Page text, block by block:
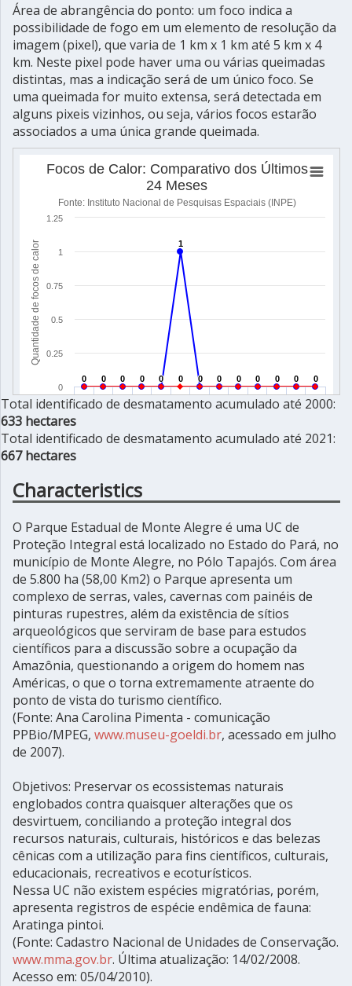
Área de abrangência do ponto: um foco indica a
possibilidade de fogo em um elemento de resolução da
imagem (pixel), que varia de 1 km x 1 km até 5 km x 4
km. Neste pixel pode haver uma ou várias queimadas
distintas, mas a indicação será de um único foco. Se
uma queimada for muito extensa, será detectada em
alguns pixeis vizinhos, ou seja, vários focos estarão
associados a uma única grande queimada.
Total identificado de desmatamento acumulado até 2000:
633 hectares
Total identificado de desmatamento acumulado até 2021:
667 hectares
Characteristics
O Parque Estadual de Monte Alegre é uma UC de
Proteção Integral está localizado no Estado do Pará, no
município de Monte Alegre, no Pólo Tapajós. Com área
de 5.800 ha (58,00 Km2) o Parque apresenta um
complexo de serras, vales, cavernas com painéis de
pinturas rupestres, além da existência de sítios
arqueológicos que serviram de base para estudos
científicos para a discussão sobre a ocupação da
Amazônia, questionando a origem do homem nas
Américas, o que o torna extremamente atraente do
ponto de vista do turismo científico.
(Fonte: Ana Carolina Pimenta - comunicação
PPBio/MPEG, www.museu-goeldi.br, acessado em julho
de 2007).
Objetivos: Preservar os ecossistemas naturais
englobados contra quaisquer alterações que os
desvirtuem, conciliando a proteção integral dos
recursos naturais, culturais, históricos e das belezas
cênicas com a utilização para fins científicos, culturais,
educacionais, recreativos e ecoturísticos.
Nessa UC não existem espécies migratórias, porém,
apresenta registros de espécie endêmica de fauna:
Aratinga pintoi.
(Fonte: Cadastro Nacional de Unidades de Conservação.
www.mma.gov.br. Última atualização: 14/02/2008.
Acesso em: 05/04/2010).